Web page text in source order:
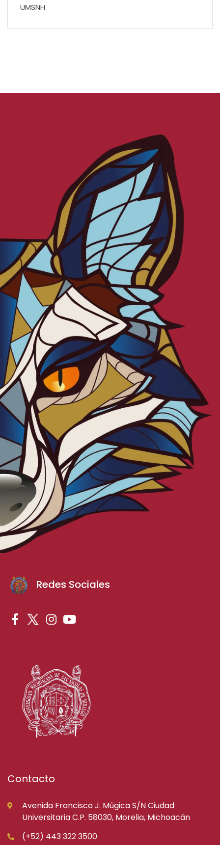
UMSNH
Redes Sociales
Contacto
Avenida Francisco J. Múgica S/N Ciudad
Universitaria C.P. 58030, Morelia, Michoacán
(+52) 443 322 3500